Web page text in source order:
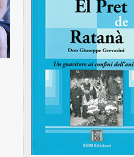
NATUROPATIA IN BREVE 18/01